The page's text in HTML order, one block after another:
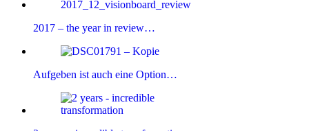
2017 – the year in review…
Aufgeben ist auch eine Option…